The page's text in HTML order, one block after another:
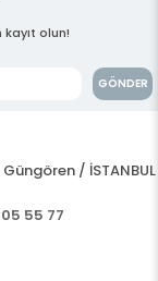
olun!
GÖNDER
/ İSTANBUL
55 77